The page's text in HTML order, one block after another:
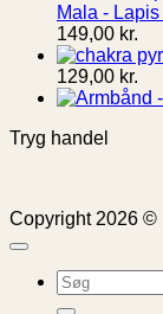
Mala -
149,00 kr.
129,00 kr.
Tryg handel
Copyright 2026 ©
Søg
efter: